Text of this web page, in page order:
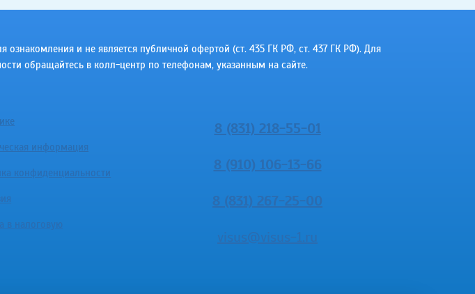
и не является публичной офертой (ст. 435 ГК РФ, cт. 437 ГК РФ). Для
обращайтесь в колл-центр по телефонам, указанным на сайте.
информация
конфиденциальности
в налоговую
8 (831) 218-55-01
8 (910) 106-13-66
8 (831) 267-25-00
visus@visus-1.ru